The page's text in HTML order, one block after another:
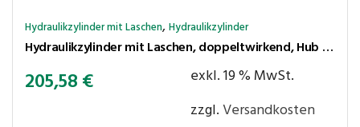
Hydraulikzylinder mit Laschen,Hydraulikzylinder
Hydraulikzylinder mit Laschen, doppeltwirkend, Hub 400 mm, Kolben ⌀50 mm, Stange ⌀30 mm
205,58€
exkl. 19 % MwSt.
zzgl.Versandkosten